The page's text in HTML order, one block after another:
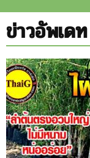
ข่าวอัพเดท